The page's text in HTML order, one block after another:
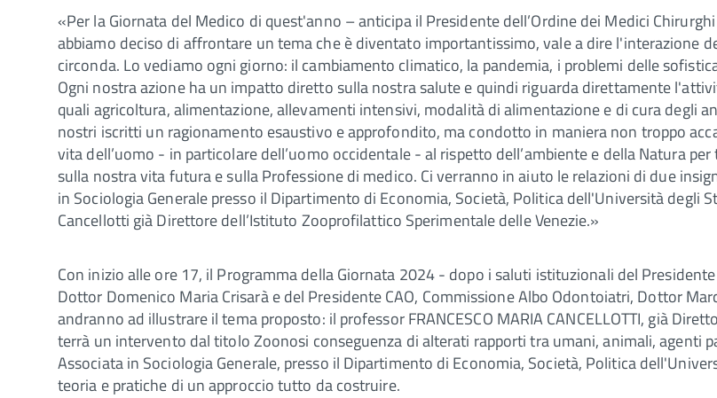
«Per la Giornata del Medico di quest'anno – anticipa il Presidente dell’Ordine dei Medici
abbiamo deciso di affrontare un tema che è diventato importantissimo, vale a dire l'interazione
circonda. Lo vediamo ogni giorno: il cambiamento climatico, la pandemia, i problemi delle
Ogni nostra azione ha un impatto diretto sulla nostra salute e quindi riguarda direttamente
quali agricoltura, alimentazione, allevamenti intensivi, modalità di alimentazione e di cura degli
nostri iscritti un ragionamento esaustivo e approfondito, ma condotto in maniera non troppo
vita dell’uomo - in particolare dell’uomo occidentale - al rispetto dell’ambiente e della Natura
sulla nostra vita futura e sulla Professione di medico. Ci verranno in aiuto le relazioni di due
in Sociologia Generale presso il Dipartimento di Economia, Società, Politica dell'Università degli
Cancellotti già Direttore dell’Istituto Zooprofilattico Sperimentale delle Venezie.»
Con inizio alle ore 17, il Programma della Giornata 2024 - dopo i saluti istituzionali del
Dottor Domenico Maria Crisarà e del Presidente CAO, Commissione Albo Odontoiatri, Dottor
andranno ad illustrare il tema proposto: il professor FRANCESCO MARIA CANCELLOTTI, già
terrà un intervento dal titolo Zoonosi conseguenza di alterati rapporti tra umani, animali, agenti
Associata in Sociologia Generale, presso il Dipartimento di Economia, Società, Politica
teoria e pratiche di un approccio tutto da costruire.